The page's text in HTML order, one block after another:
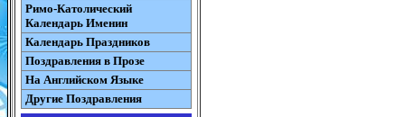
Римо-Католический
Календарь Именин
Календарь Праздников
Поздравления в Прозе
На Английском Языке
Другие Поздравления